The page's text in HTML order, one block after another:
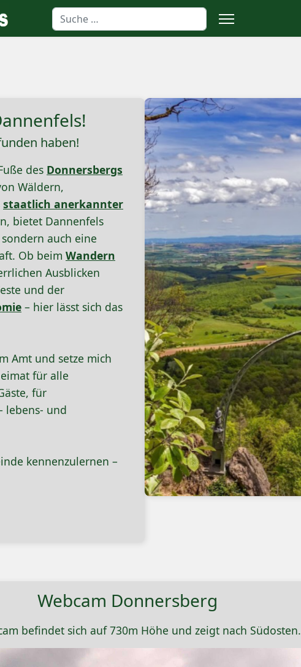
Suchen
haben!
des Donnersbergs
Wäldern,
staatlich anerkannter
bietet Dannenfels
auch eine
Ob beim Wandern
Ausblicken
und der
– hier lässt sich das
Amt und setze mich
für alle
für
lebens- und
kennenzulernen –
Webcam Donnersberg
befindet sich auf 730m Höhe und zeigt nach Südosten.